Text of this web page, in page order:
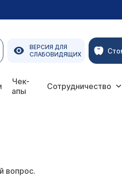
ВЕРСИЯ ДЛЯ
СЛАБОВИДЯЩИХ
Чек-
апы
Сотрудничество
вопрос.